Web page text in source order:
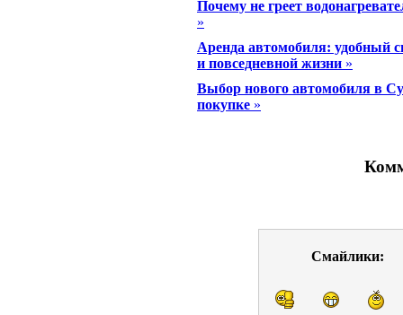
Почему не греет
»
Аренда автомобиля: удобный
и повседневной жизни »
Выбор нового автомобиля в
покупке »
Смайлики: